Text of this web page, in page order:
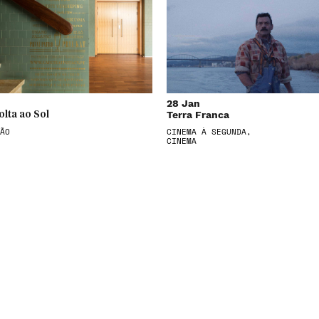
ao Sol
28 Jan
Terra Franca
CINEMA À SEGUNDA,
CINEMA